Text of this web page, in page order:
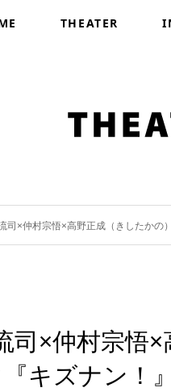
THEATER
司×仲村宗悟×高野正成（きしたかの
司×仲村宗悟
キズナン！